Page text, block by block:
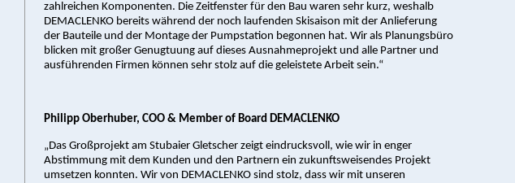
zahlreichen Komponenten. Die Zeitfenster für den Bau waren sehr kurz, weshalb
DEMACLENKO bereits während der noch laufenden Skisaison mit der Anlieferung
der Bauteile und der Montage der Pumpstation begonnen hat. Wir als Planungsbüro
blicken mit großer Genugtuung auf dieses Ausnahmeprojekt und alle Partner und
ausführenden Firmen können sehr stolz auf die geleistete Arbeit sein.“
Philipp Oberhuber, COO & Member of Board DEMACLENKO
„Das Großprojekt am Stubaier Gletscher zeigt eindrucksvoll, wie wir in enger
Abstimmung mit dem Kunden und den Partnern ein zukunftsweisendes Projekt
umsetzen konnten. Wir von DEMACLENKO sind stolz, dass wir mit unseren